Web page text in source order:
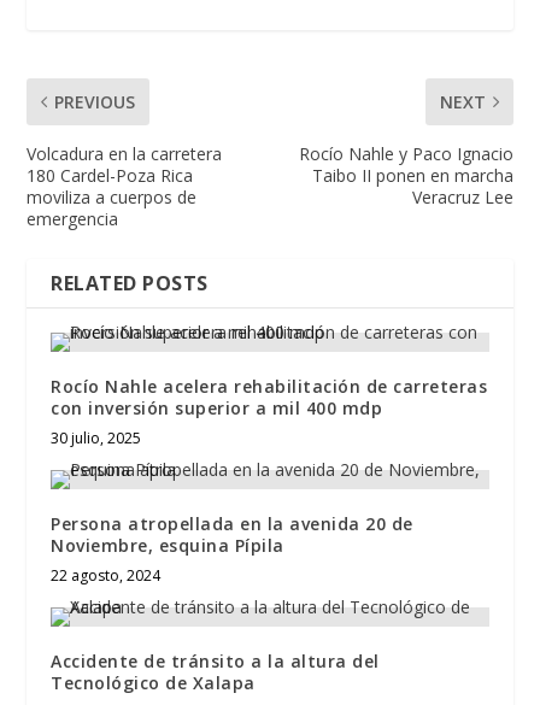
PREVIOUS
Volcadura en la carretera
180 Cardel-Poza Rica
moviliza a cuerpos de
emergencia
NEXT
Rocío Nahle y Paco Ignacio
Taibo II ponen en marcha
Veracruz Lee
RELATED POSTS
Rocío Nahle acelera rehabilitación de carreteras
con inversión superior a mil 400 mdp
30 julio, 2025
Persona atropellada en la avenida 20 de
Noviembre, esquina Pípila
22 agosto, 2024
Accidente de tránsito a la altura del
Tecnológico de Xalapa